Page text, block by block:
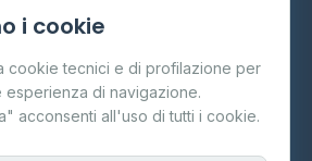
i cookie
cookie tecnici e di profilazione per
esperienza di navigazione.
acconsenti all'uso di tutti i cookie.